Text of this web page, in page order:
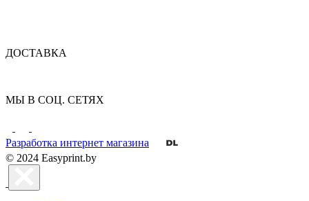
ДОСТАВКА
МЫ В СОЦ. СЕТЯХ
Разработка интернет магазина
© 2024 Easyprint.by